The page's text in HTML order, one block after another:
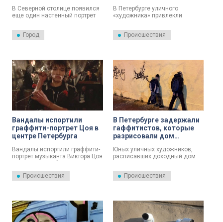
В Северной столице появился
еще один настенный портрет
Город
В Петербурге уличного
«художника» привлекли
оставил граффити на стене
доходного дома Павлова.
Происшествия
Вандалы испортили
граффити-портрет Цоя в
центре Петербурга
Вандалы испортили граффити-
портрет музыканта Виктора Цоя
расположен на стене
трансформаторной подстанции
Происшествия
В Петербурге задержали
гаффитистов, которые
разрисовали дом
Юных уличных художников,
расписавших доходный дом
задержали сотрудники
полиции.
Происшествия